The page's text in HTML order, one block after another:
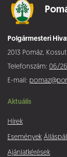
Polgármesteri
2013 Pomáz,
Telefonszám: 06/
E-mail:
Aktuális
Hírek
Események
Ajánlatkérések